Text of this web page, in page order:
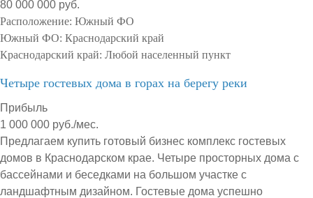
80 000 000 руб.
Расположение: Южный ФО
Южный ФО: Краснодарский край
Краснодарский край: Любой населенный пункт
Четыре гостевых дома в горах на берегу реки
Прибыль
1 000 000 руб./мес.
Предлагаем купить готовый бизнес комплекс гостевых
домов в Краснодарском крае. Четыре просторных дома с
бассейнами и беседками на большом участке с
ландшафтным дизайном. Гостевые дома успешно